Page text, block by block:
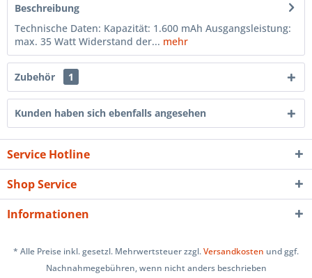
Beschreibung
Technische Daten: Kapazität: 1.600 mAh Ausgangsleistung:
max. 35 Watt Widerstand der... mehr
Zubehör 1
Kunden haben sich ebenfalls angesehen
Service Hotline
Shop Service
Informationen
* Alle Preise inkl. gesetzl. Mehrwertsteuer zzgl.Versandkosten und ggf.
Nachnahmegebühren, wenn nicht anders beschrieben